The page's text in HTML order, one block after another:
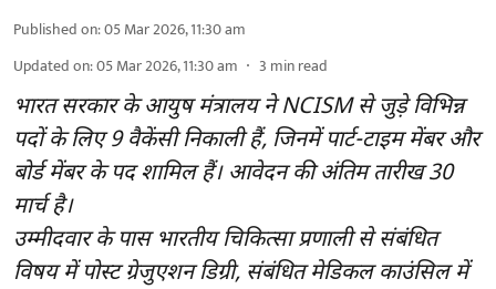
Published on:05 Mar 2026, 11:30 am
Updated on:05 Mar 2026, 11:30 am 3 min read
भारत सरकार के आयुष मंत्रालय ने NCISM से जुड़े विभिन्न
पदों के लिए 9 वैकेंसी निकाली हैं, जिनमें पार्ट-टाइम मेंबर और
बोर्ड मेंबर के पद शामिल हैं। आवेदन की अंतिम तारीख 30
मार्च है।
उम्मीदवार के पास भारतीय चिकित्सा प्रणाली से संबंधित
विषय में पोस्ट ग्रेजुएशन डिग्री, संबंधित मेडिकल काउंसिल में